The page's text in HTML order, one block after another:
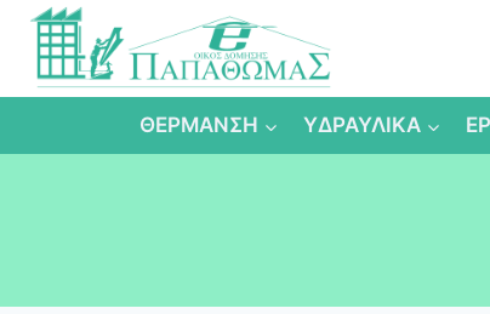
Skip
content
ΘΕΡΜΑΝΣΗ ΥΔΡΑΥΛΙΚΑ